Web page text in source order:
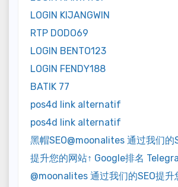
LOGIN KIJANGWIN
RTP DODO69
LOGIN BENTO123
LOGIN FENDY188
BATIK 77
pos4d link alternatif
pos4d link alternatif
黑帽SEO@moonalites 通过我们的
提升您的网站↑ Google排名
@moonalites 通过我们的SEO提升